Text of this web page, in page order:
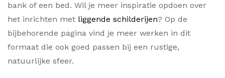
bank of een bed. Wil je meer inspiratie opdoen over
het inrichten met liggende schilderijen? Op de
bijbehorende pagina vind je meer werken in dit
formaat die ook goed passen bij een rustige,
natuurlijke sfeer.